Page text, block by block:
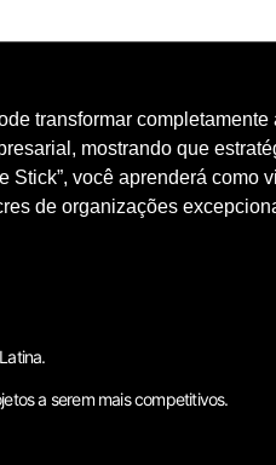
transformar
mostrando que
Stick”, você aprenderá
de organizações
a serem mais competitivos.